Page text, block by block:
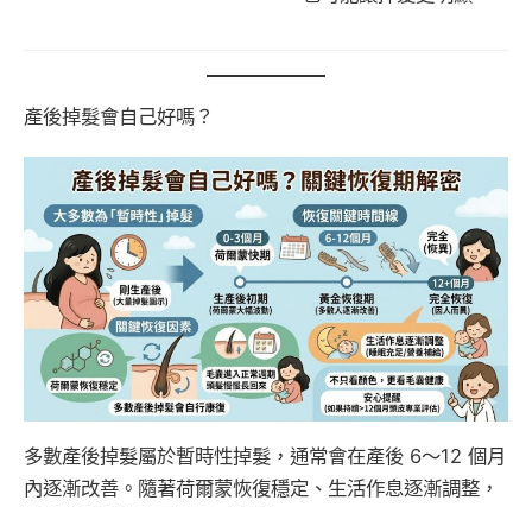
產後掉髮會自己好嗎？
多數產後掉髮屬於暫時性掉髮，通常會在產後 6～12 個月
內逐漸改善。隨著荷爾蒙恢復穩定、生活作息逐漸調整，